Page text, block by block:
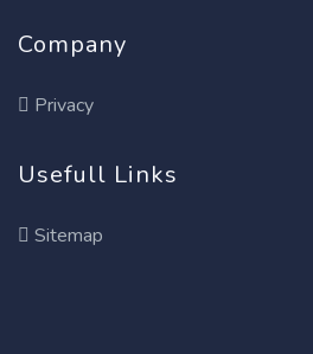
Company
Privacy
Usefull Links
Sitemap